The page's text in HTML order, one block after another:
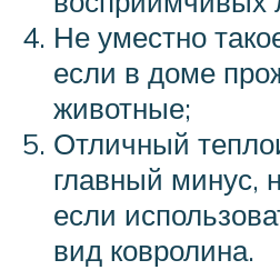
Не уместно
если в доме
животные;
Отличный
главный минус,
если
вид ковролина.